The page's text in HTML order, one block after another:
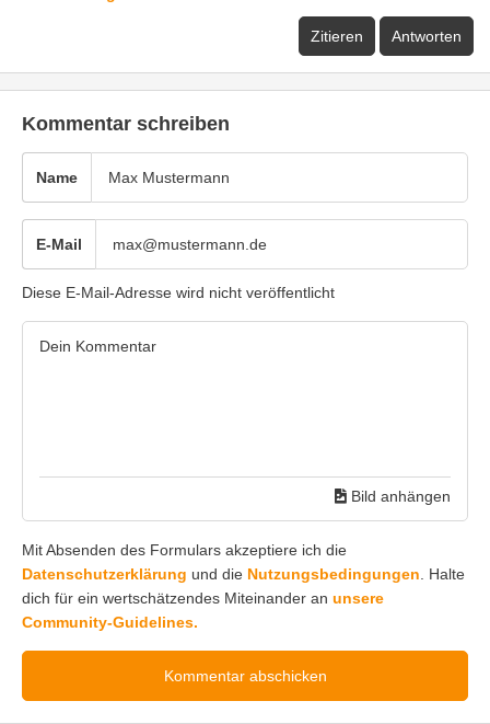
Zitieren Antworten
Kommentar schreiben
Name
E-Mail
Diese E-Mail-Adresse wird nicht veröffentlicht
Bild anhängen
Mit Absenden des Formulars akzeptiere ich die
Datenschutzerklärung und die Nutzungsbedingungen. Halte
dich für ein wertschätzendes Miteinander an unsere
Community-Guidelines.